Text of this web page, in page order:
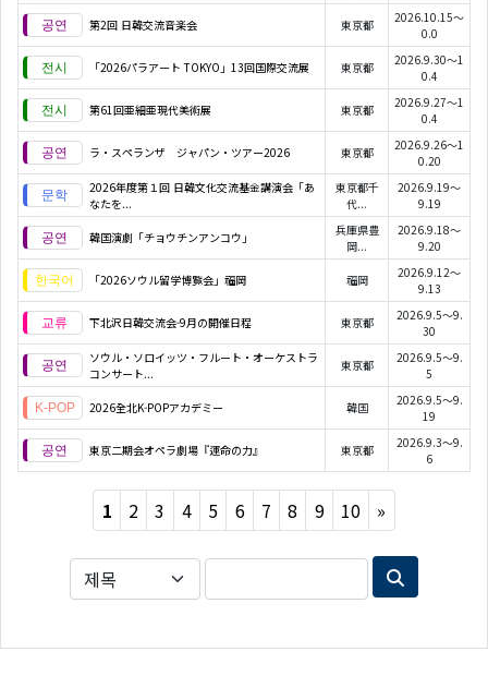
第2回 日韓交流音楽会 東京都
2026.10.15～
0.0
「2026パラアート TOKYO」13回国際交流展 東京都
2026.9.30～1
0.4
第61回亜細亜現代美術展 東京都
2026.9.27～1
0.4
ラ・スペランザ ジャパン・ツアー2026 東京都
2026.9.26～1
0.20
2026年度第１回 日韓文化交流基金講演会「あ
なたを...
東京都千
代...
2026.9.19～
9.19
韓国演劇「チョウチンアンコウ」
兵庫県豊
岡...
2026.9.18～
9.20
「2026ソウル留学博覧会」福岡 福岡
2026.9.12～
9.13
下北沢日韓交流会-9月の開催日程 東京都
2026.9.5～9.
30
ソウル・ソロイッツ・フルート・オーケストラ
コンサート...
東京都
2026.9.5～9.
5
2026全北K-POPアカデミー 韓国
2026.9.5～9.
19
東京二期会オペラ劇場『運命の力』 東京都
2026.9.3～9.
6
1 2 3 4 5 6 7 8 9 10 »